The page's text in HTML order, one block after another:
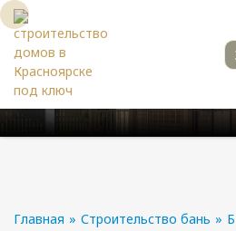
Главная » Строительство бань »